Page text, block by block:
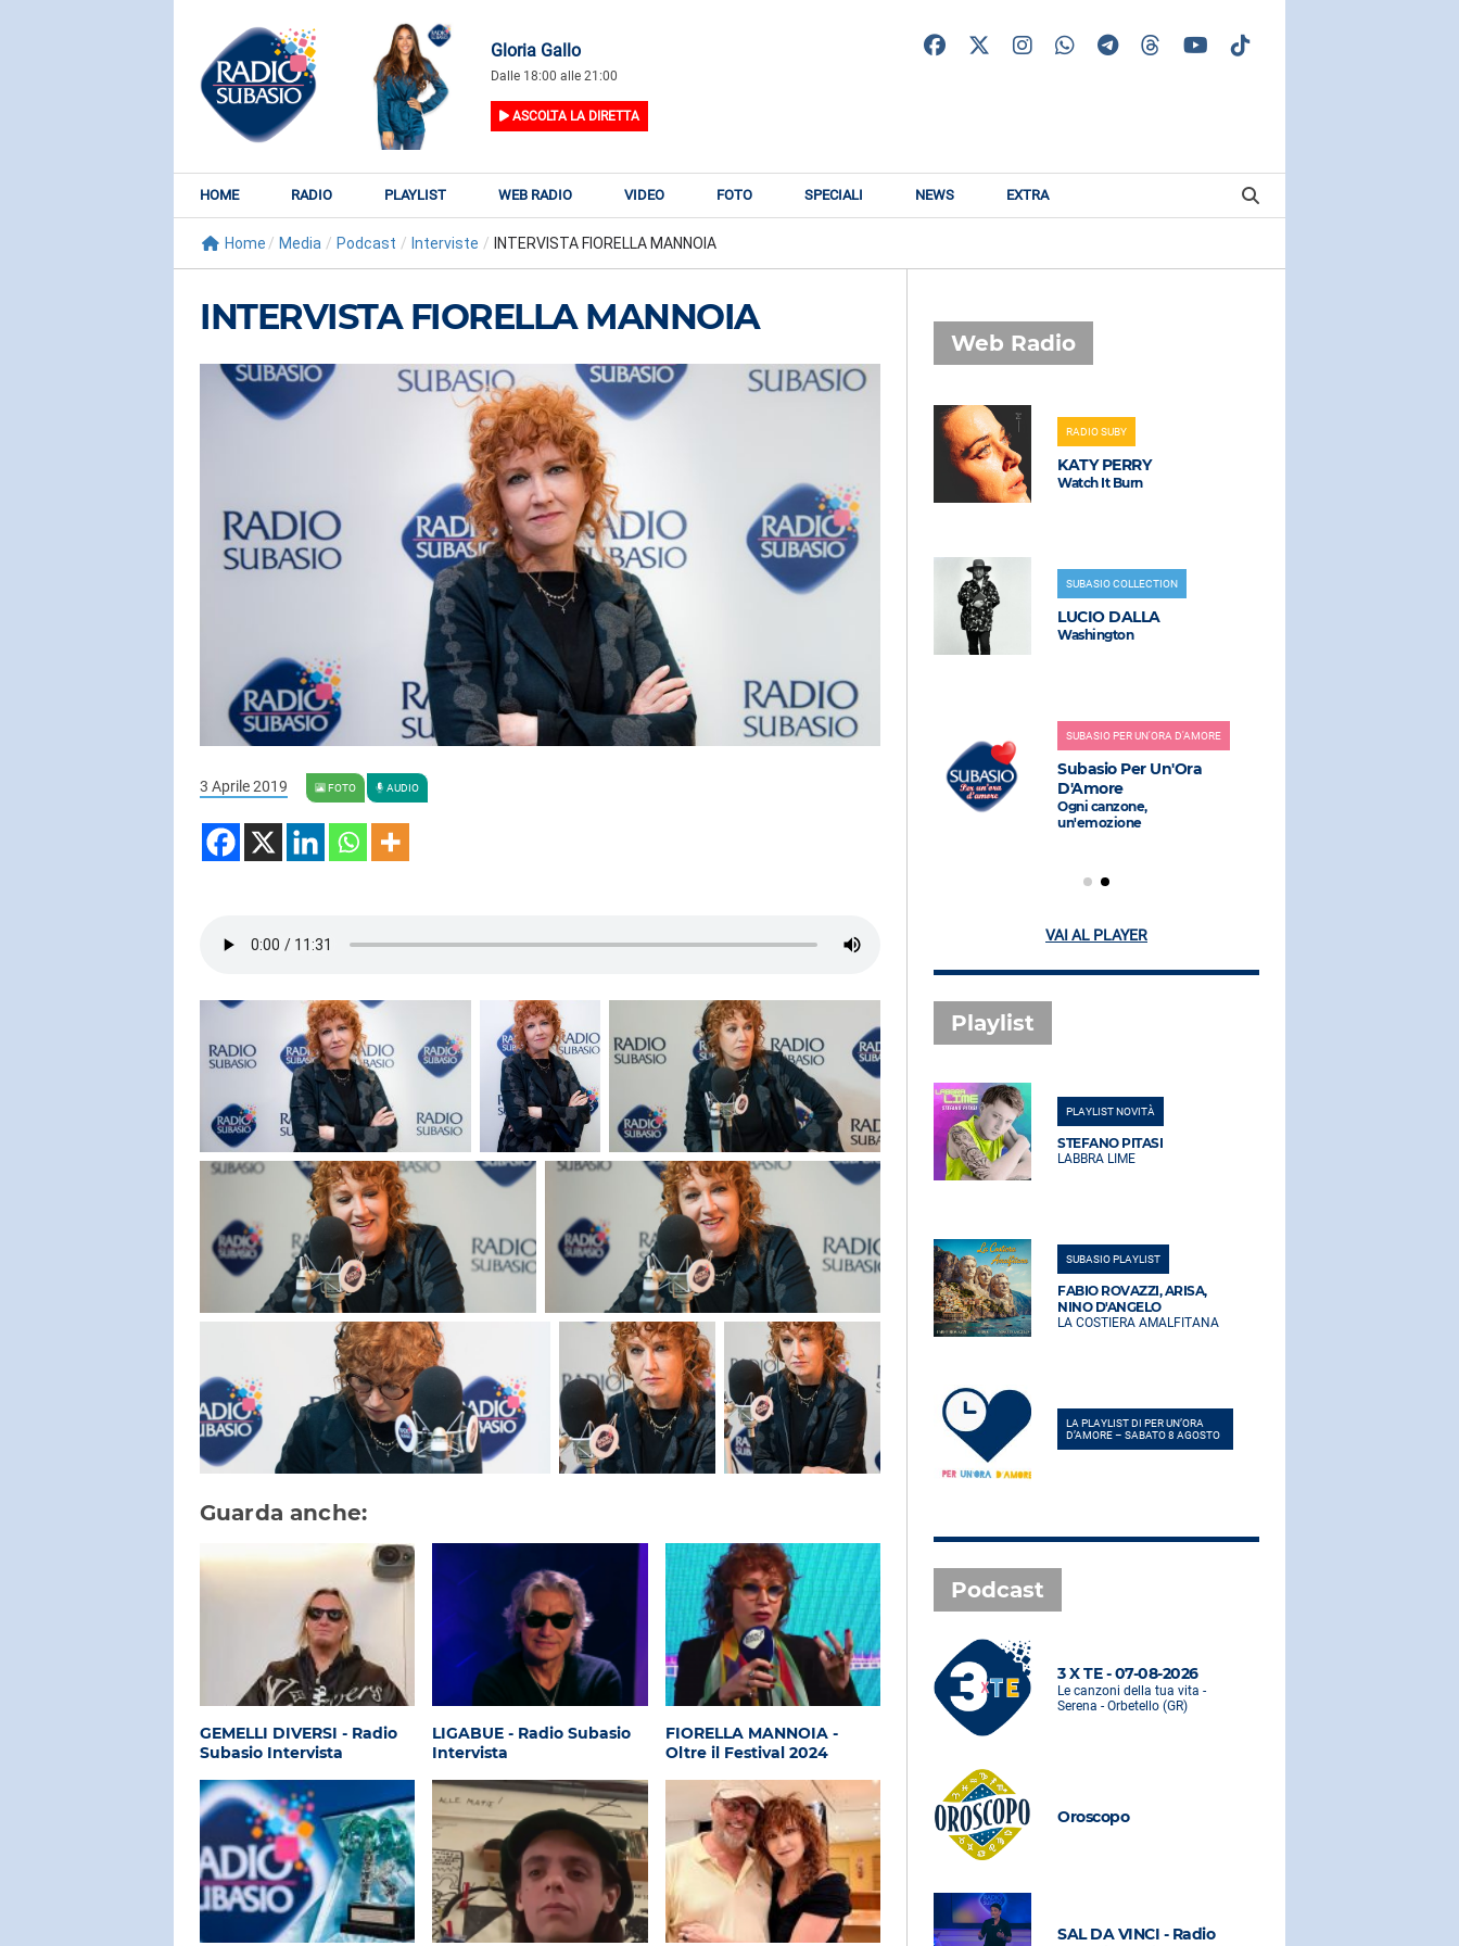
Gloria Gallo
Dalle 18:00 alle 21:00
ASCOLTA LA DIRETTA
HOME RADIO PLAYLIST WEB RADIO VIDEO FOTO SPECIALI NEWS EXTRA
Home / Media / Podcast / Interviste / INTERVISTA FIORELLA MANNOIA
INTERVISTA FIORELLA MANNOIA
3 Aprile 2019 FOTO AUDIO
Guarda anche:
GEMELLI DIVERSI - Radio
Subasio Intervista
LIGABUE - Radio Subasio
Intervista
FIORELLA MANNOIA -
Oltre il Festival 2024
Web Radio
RADIO SUBY
KATY PERRY
Watch It Burn
SUBASIO COLLECTION
LUCIO DALLA
Washington
SUBASIO PER UN'ORA D'AMORE
Subasio Per Un'Ora
D'Amore
Ogni canzone,
un'emozione
RADIO SUBASIO +
RADIO SUBASIO DISCO CLUB
RADIO SUBY
KATY PERRY
Watch It Burn
SUBASIO COLLECTION
LUCIO DALLA
Washington
SUBASIO PER UN'ORA D'AMORE
Subasio Per Un'Ora
D'Amore
Ogni canzone,
un'emozione
VAI AL PLAYER
Playlist
PLAYLIST NOVITÀ
STEFANO PITASI
LABBRA LIME
SUBASIO PLAYLIST
FABIO ROVAZZI, ARISA,
NINO D'ANGELO
LA COSTIERA AMALFITANA
LA PLAYLIST DI PER UN’ORA
D’AMORE – SABATO 8 AGOSTO
PLAYLIST NOVITÀ
STEFANO PITASI
LABBRA LIME
SUBASIO PLAYLIST
FABIO ROVAZZI, ARISA,
NINO D'ANGELO
LA COSTIERA AMALFITANA
LA PLAYLIST DI PER UN’ORA
D’AMORE – SABATO 8 AGOSTO
Podcast
3 X TE - 07-08-2026
Le canzoni della tua vita -
Serena - Orbetello (GR)
Oroscopo
SAL DA VINCI - Radio
3 X TE - 07-08-2026
Le canzoni della tua vita -
Serena - Orbetello (GR)
Oroscopo
SAL DA VINCI - Radio